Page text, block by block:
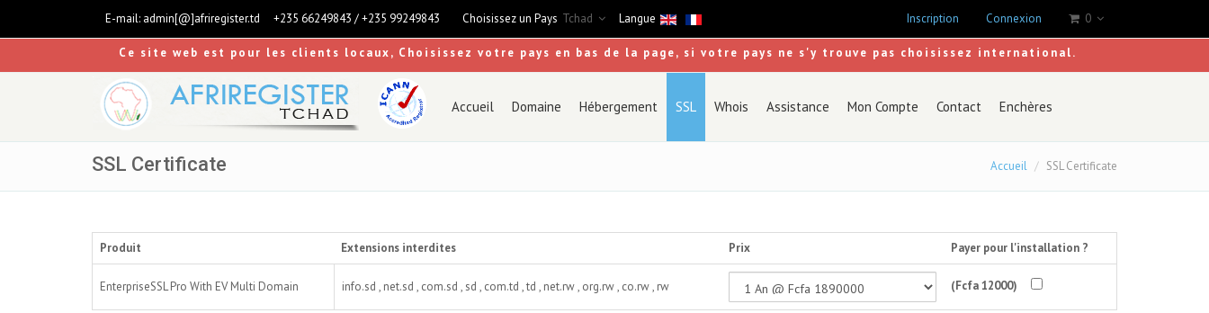
E-mail: admin[@]afriregister.td +235 66249843 / +235 99249843 Choisissez un Pays Tchad Langue Inscription Connexion 0
Ce site web est pour les clients locaux, Choisissez votre pays en bas de la page, si votre pays ne s'y trouve pas choisissez international.
Accueil Domaine Hébergement SSL Whois Assistance Mon Compte Contact Enchères
SSL Certificate Accueil SSL Certificate
Produit Extensions interdites Prix Payer pour l'installation ?
EnterpriseSSL Pro With EV Multi Domain info.sd , net.sd , com.sd , sd , com.td , td , net.rw , org.rw , co.rw , rw (Fcfa 12000)